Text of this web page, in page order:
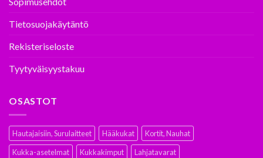
Tietosuojakäytäntö
Rekisteriseloste
Tyytyväisyystakuu
OSASTOT
Hautajaisiin, Surulaitteet Hääkukat
Kortit, Nauhat
Kukka-asetelmat
Kukkakimput
Lahjatavarat